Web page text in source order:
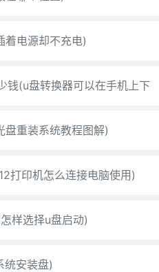
着电源却不充电)
钱(u盘转换器可以在手机上下
盘重装系统教程图解)
打印机怎么连接电脑使用)
样选择u盘启动)
统安装盘)